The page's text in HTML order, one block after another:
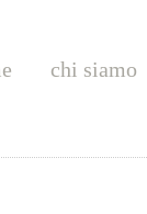
chi siamo